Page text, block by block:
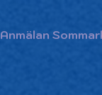
Anmälan